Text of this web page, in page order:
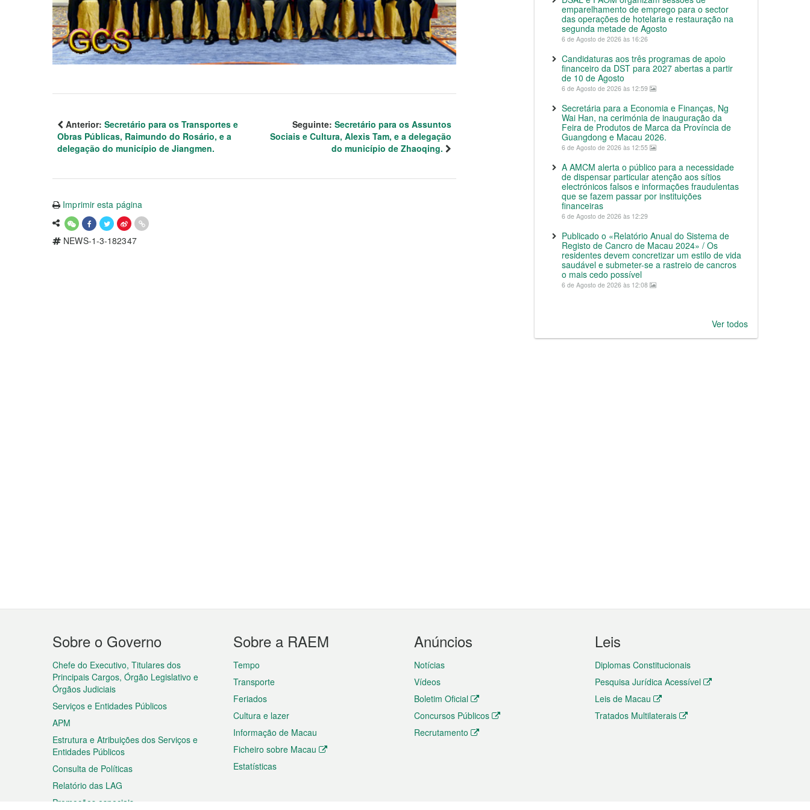
Anterior: Secretário para os Transportes e
Obras Públicas, Raimundo do Rosário, e a
delegação do município de Jiangmen.
Seguinte: Secretário para os Assuntos
Sociais e Cultura, Alexis Tam, e a delegação
do município de Zhaoqing.
Imprimir esta página
NEWS-1-3-182347
emparelhamento de emprego para o sector
das operações de hotelaria e restauração na
segunda metade de Agosto
6 de Agosto de 2026 às 16:26
Candidaturas aos três programas de apoio
financeiro da DST para 2027 abertas a partir
de 10 de Agosto
6 de Agosto de 2026 às 12:59
Secretária para a Economia e Finanças, Ng
Wai Han, na cerimónia de inauguração da
Feira de Produtos de Marca da Província de
Guangdong e Macau 2026.
6 de Agosto de 2026 às 12:55
A AMCM alerta o público para a necessidade
de dispensar particular atenção aos sítios
electrónicos falsos e informações fraudulentas
que se fazem passar por instituições
financeiras
6 de Agosto de 2026 às 12:29
Publicado o «Relatório Anual do Sistema de
Registo de Cancro de Macau 2024» / Os
residentes devem concretizar um estilo de vida
saudável e submeter-se a rastreio de cancros
o mais cedo possível
6 de Agosto de 2026 às 12:08
Ver todos
Menu
do
rodapé
Sobre o Governo
Chefe do Executivo, Titulares dos
Principais Cargos, Órgão Legislativo e
Órgãos Judiciais
Serviços e Entidades Públicos
APM
Estrutura e Atribuições dos Serviços e
Entidades Públicos
Consulta de Políticas
Relatório das LAG
Promoções especiais
Sobre a RAEM
Tempo
Transporte
Feriados
Cultura e lazer
Informação de Macau
Ficheiro sobre Macau
Estatísticas
Anúncios
Notícias
Vídeos
Boletim Oficial
Concursos Públicos
Recrutamento
Leis
Diplomas Constitucionais
Pesquisa Jurídica Acessível
Leis de Macau
Tratados Multilaterais